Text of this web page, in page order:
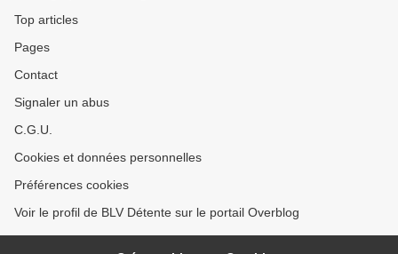
Top articles
Pages
Contact
Signaler un abus
C.G.U.
Cookies et données personnelles
Préférences cookies
Voir le profil de BLV Détente sur le portail Overblog